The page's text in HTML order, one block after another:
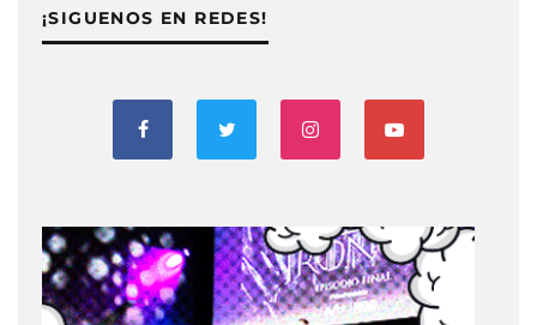
¡SIGUENOS EN REDES!